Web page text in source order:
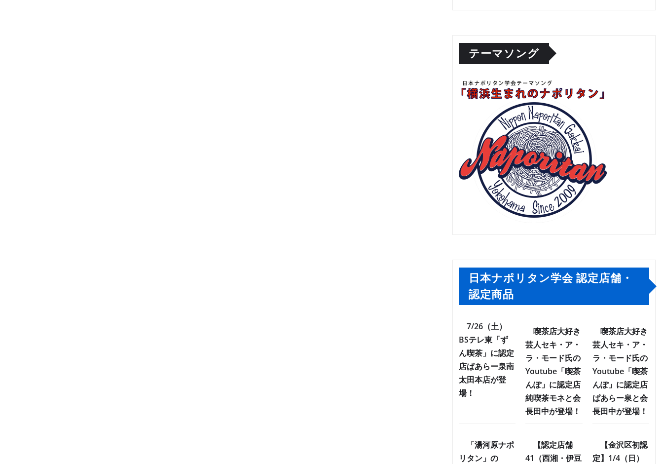
テーマソング
日本ナポリタン学会 認定店舗・
認定商品
7/26（土）
BSテレ東「ず
ん喫茶」に認定
店ぱあらー泉南
太田本店が登
場！
喫茶店大好き
芸人セキ・ア・
ラ・モード氏の
Youtube「喫茶
んぽ」に認定店
純喫茶モネと会
長田中が登場！
喫茶店大好き
芸人セキ・ア・
ラ・モード氏の
Youtube「喫茶
んぽ」に認定店
ぱあらー泉と会
長田中が登場！
「湯河原ナポ
リタン」の
【認定店舗
41（西湘・伊豆
【金沢区初認
定】1/4（日）